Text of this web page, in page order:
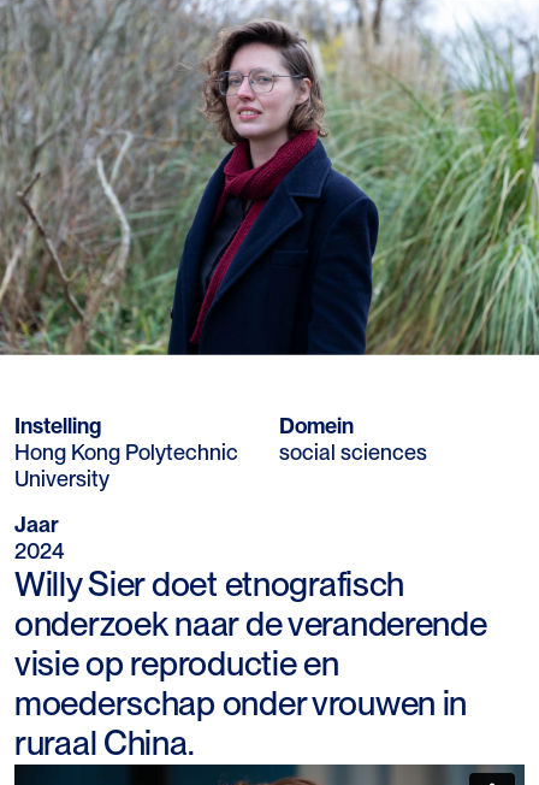
Instelling
Hong Kong Polytechnic
University
Domein
social sciences
Jaar
2024
Willy Sier doet etnografisch
onderzoek naar de veranderende
visie op reproductie en
moederschap onder vrouwen in
ruraal China.